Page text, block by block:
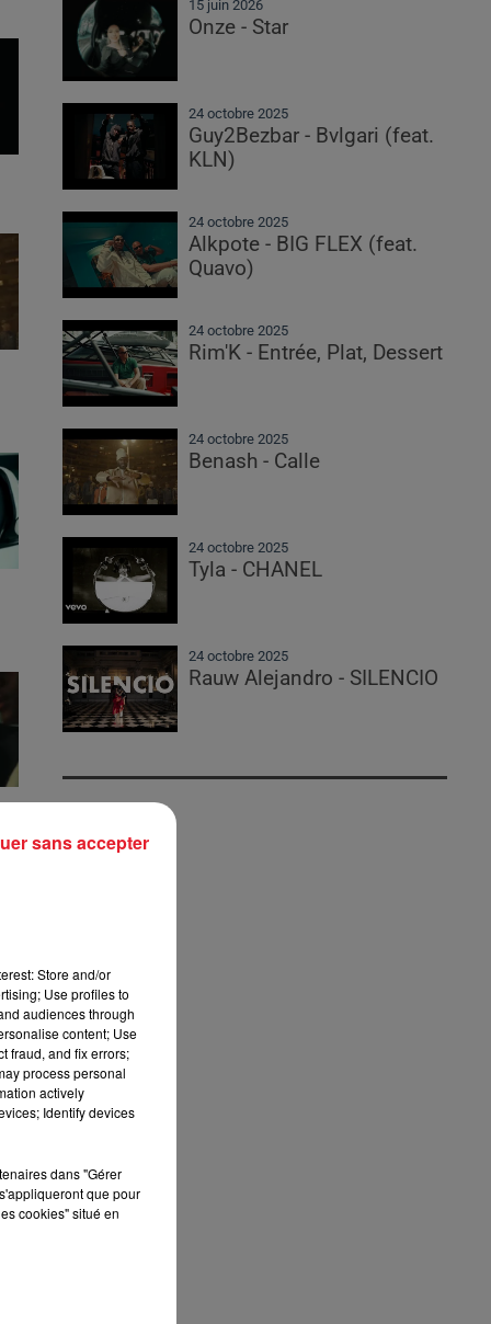
15 juin 2026
Onze - Star
24 octobre 2025
Guy2Bezbar - Bvlgari (feat.
KLN)
24 octobre 2025
Alkpote - BIG FLEX (feat.
Quavo)
24 octobre 2025
Rim'K - Entrée, Plat, Dessert
24 octobre 2025
Benash - Calle
24 octobre 2025
Tyla - CHANEL
24 octobre 2025
Rauw Alejandro - SILENCIO
Store and/or
Use profiles to
audiences through
content; Use
fraud, and fix errors;
process personal
actively
Identify devices
dans "Gérer
que pour
cookies" situé en
sans accepter